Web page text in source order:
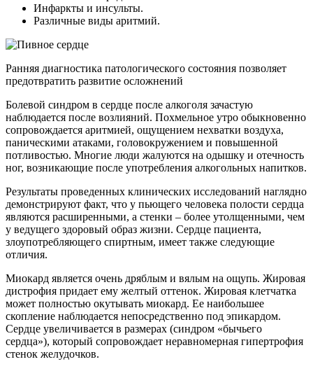
Инфаркты и инсульты.
Различные виды аритмий.
Ранняя диагностика патологического состояния позволяет
предотвратить развитие осложнений
Болевой синдром в сердце после алкоголя зачастую
наблюдается после возлияний. Похмельное утро обыкновенно
сопровождается аритмией, ощущением нехватки воздуха,
паническими атаками, головокружением и повышенной
потливостью. Многие люди жалуются на одышку и отечность
ног, возникающие после употребления алкогольных напитков.
Результаты проведенных клинических исследований наглядно
демонстрируют факт, что у пьющего человека полости сердца
являются расширенными, а стенки – более утолщенными, чем
у ведущего здоровый образ жизни. Сердце пациента,
злоупотребляющего спиртным, имеет также следующие
отличия.
Миокард является очень дряблым и вялым на ощупь. Жировая
дистрофия придает ему желтый оттенок. Жировая клетчатка
может полностью окутывать миокард. Ее наибольшее
скопление наблюдается непосредственно под эпикардом.
Сердце увеличивается в размерах (синдром «бычьего
сердца»), который сопровождает неравномерная гипертрофия
стенок желудочков.